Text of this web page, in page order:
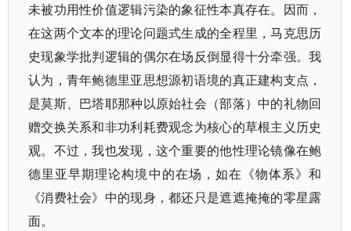
未被功用性价值逻辑污染的象征性本真存在。因而，
在这两个文本的理论问题式生成的全程里，马克思历
史现象学批判逻辑的偶尔在场反倒显得十分牵强。我
认为，青年鲍德里亚思想源初语境的真正建构支点，
是莫斯、巴塔耶那种以原始社会（部落）中的礼物回
赠交换关系和非功利耗费观念为核心的草根主义历史
观。不过，我也发现，这个重要的他性理论镜像在鲍
德里亚早期理论构境中的在场，如在《物体系》和
《消费社会》中的现身，都还只是遮遮掩掩的零星露
面。